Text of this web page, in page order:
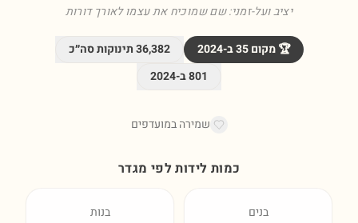
יציב ועל-זמני: שם שמוכיח את עצמו לאורך דורות
🏆 מקום35ב-2024
36,382תינוקות סה״כ
801ב-2024
שמירה במועדפים
כמות לידות לפי מגדר
בנים בנות